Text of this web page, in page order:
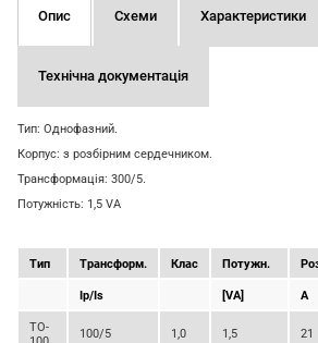
Опис Схеми Характеристики
Технічна документація
Тип: Однофазний.
Корпус: з розбірним сердечником.
Трансформація: 300/5.
Потужність: 1,5 VA
Тип Трансформ. Клас Потужн.
Ip/Is [VA] A
TO-
100/5 1,0 1,5 21